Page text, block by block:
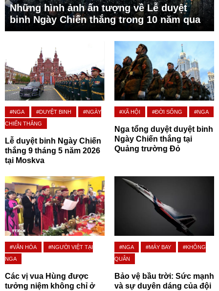
Những hình ảnh ấn tượng về Lễ duyệt
binh Ngày Chiến thắng trong 10 năm qua
#NGA #DUYỆT BINH
#NGÀY
CHIẾN THẮNG
Lễ duyệt binh Ngày Chiến
thắng 9 tháng 5 năm 2026
tại Moskva
#XÃ HỘI #ĐỜI SỐNG #NGA
Nga tổng duyệt duyệt binh
Ngày Chiến thắng tại
Quảng trường Đỏ
#VĂN HÓA
#NGƯỜI VIỆT TẠI
NGA
Các vị vua Hùng được
tưởng niệm không chỉ ở
#NGA #MÁY BAY
#KHÔNG
QUÂN
Bảo vệ bầu trời: Sức mạnh
và sự duyên dáng của đội